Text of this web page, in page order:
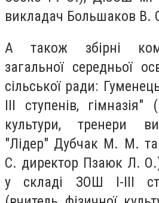
викладач Большаков В.
А також збірні
загальної середньої
сільської ради:
ІІІ ступенів, гімназія"
культури, тренери
"Лідер" Дубчак М. М.
С. директор Пзаюк Л.
у складі ЗОШ І-ІІІ